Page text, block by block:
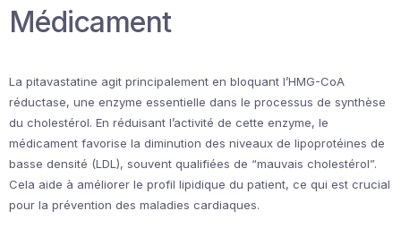
Médicament
La pitavastatine agit principalement en bloquant l’HMG-CoA
réductase, une enzyme essentielle dans le processus de synthèse
du cholestérol. En réduisant l’activité de cette enzyme, le
médicament favorise la diminution des niveaux de lipoprotéines de
basse densité (LDL), souvent qualifiées de “mauvais cholestérol”.
Cela aide à améliorer le profil lipidique du patient, ce qui est crucial
pour la prévention des maladies cardiaques.